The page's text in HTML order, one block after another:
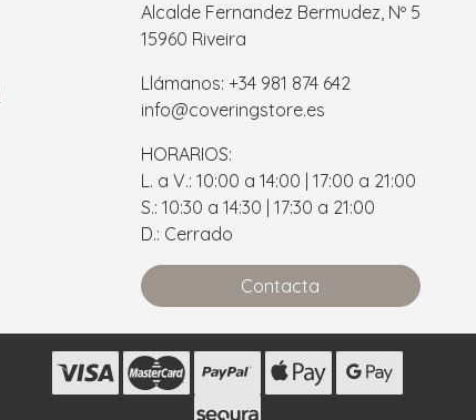
Alcalde Fernandez Bermudez, Nº 5
15960 Riveira
Llámanos: +34 981 874 642
info@coveringstore.es
HORARIOS:
L. a V.: 10:00 a 14:00 | 17:00 a 21:00
S.: 10:30 a 14:30 | 17:30 a 21:00
D.: Cerrado
Contacta